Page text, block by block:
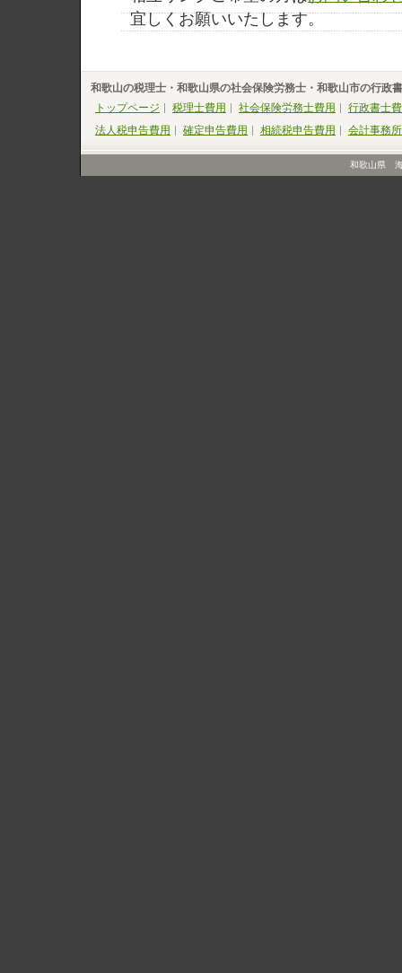
宜しくお願いいたします。
和歌山の税理士・和歌山県の社会保険労務士・和歌山市の行政
トップページ
税理士費用 社会保険労務士費用
行政書士
法人税申告費用
確定申告費用 相続税申告費用 会計事務
和歌山県